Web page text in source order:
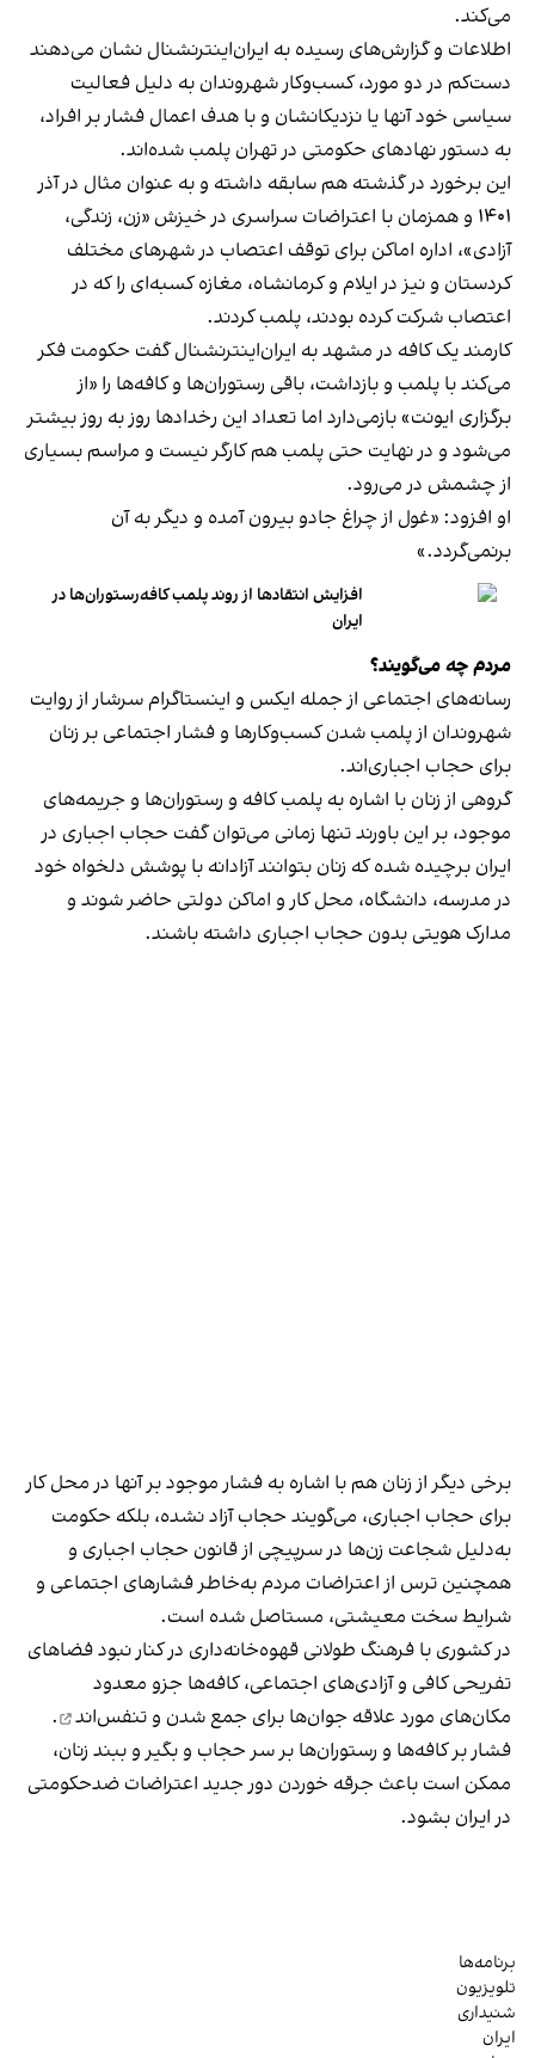
می‌کند.
اطلاعات و گزارش‌های رسیده به ایران‌اینترنشنال نشان می‌دهند
دست‌کم در دو مورد، کسب‌وکار شهروندان به دلیل فعالیت
سیاسی خود آنها یا نزدیکانشان و با هدف اعمال فشار بر افراد،
به دستور نهادهای حکومتی در تهران پلمب شده‌اند.
این برخورد در گذشته هم سابقه داشته و به عنوان مثال در آذر
۱۴۰۱ و همزمان با اعتراضات سراسری در خیزش «زن، زندگی،
آزادی»، اداره اماکن برای توقف اعتصاب در شهرهای مختلف
کردستان و نیز در ایلام و کرمانشاه، مغازه کسبه‌ای را که در
اعتصاب شرکت کرده بودند، پلمب کردند.
کارمند یک کافه در مشهد به ایران‌اینترنشنال گفت حکومت فکر
می‌کند با پلمب و بازداشت، باقی رستوران‌ها و کافه‌ها را «از
برگزاری ایونت» بازمی‌دارد اما تعداد این رخدادها روز به روز بیشتر
می‌شود و در نهایت حتی پلمب هم کارگر نیست و مراسم بسیاری
از چشمش در می‌رود.
او افزود: «غول از چراغ جادو بیرون آمده و دیگر به آن
برنمی‎‌گردد.»
افزایش انتقادها از روند پلمب کافه‌رستوران‌ها در
ایران
مردم چه می‌گویند؟
رسانه‎‌های اجتماعی از جمله ایکس و اینستاگرام سرشار از روایت
شهروندان از پلمب شدن کسب‌وکارها و فشار اجتماعی بر زنان
برای حجاب اجباری‌اند.
گروهی از زنان با اشاره به پلمب کافه و رستوران‌ها و جریمه‌های
موجود، بر این باورند تنها زمانی می‌توان گفت حجاب اجباری در
ایران برچیده شده که زنان بتوانند آزادانه با پوشش دلخواه خود
در مدرسه، دانشگاه، محل کار و اماکن دولتی حاضر شوند و
مدارک هویتی بدون حجاب اجباری داشته باشند.
برخی دیگر از زنان هم با اشاره به فشار موجود بر آنها در محل کار
برای حجاب اجباری، می‌گویند حجاب آزاد نشده، بلکه حکومت
به‌دلیل شجاعت زن‌ها در سرپیچی از قانون حجاب اجباری و
همچنین ترس از اعتراضات مردم به‌خاطر فشارهای اجتماعی و
شرایط سخت معیشتی، مستاصل شده است.
در کشوری با فرهنگ طولانی قهوه‌‌خانه‌داری در کنار نبود فضاهای
تفریحی کافی و آزادی‌های اجتماعی، کافه‌ها جزو معدود
مکان‌های مورد علاقه جوان‌ها برای جمع شدن و تنفس‌اند
.
فشار بر کافه‌ها و رستوران‌ها بر سر حجاب و بگیر و ببند زنان،
ممکن است باعث جرقه خوردن دور جدید اعتراضات ضدحکومتی
در ایران بشود.
برنامه‌ها
تلویزیون
شنیداری
ایران